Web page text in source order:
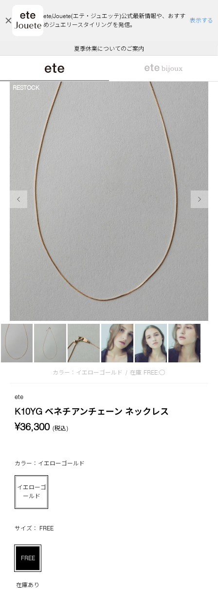
ete/Jouete(エテ・ジュエッテ)公式最新情報や、おすす
めジュエリースタイリングを発信。
表示する
エコラッピング及びエコポイント付与のご案内
ご注文いただいたお品物のお届け状況について
夏季休業についてのご案内
WEB Limited Items >>
採用のご案内
悪質な偽サイトにご注意ください
エコラッピング及びエコポイント付与のご案内
ご注文いただいたお品物のお届け状況について
前の画像
カラー：イエローゴールド / 在庫 FREE:◯
RESTOCK
ete
K10YG ベネチアンチェーン ネックレス
¥36,300 (税込)
カラー：イエローゴールド
イエローゴ
ールド
サイズ： FREE
FREE
在庫あり